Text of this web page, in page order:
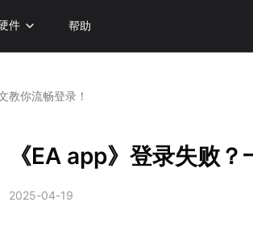
件 帮助
教你流畅登录！
《EA app》登录失败？
2025-04-19